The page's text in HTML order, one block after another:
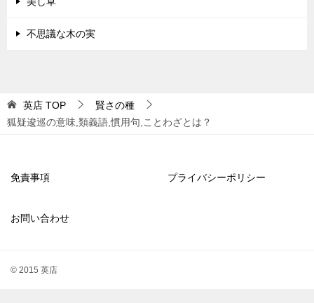
不思議な木の実
英店 TOP
賢さの種
狐疑逡巡の意味,類義語,慣用句,ことわざとは？
免責事項 プライバシーポリシー
お問い合わせ
© 2015 英店